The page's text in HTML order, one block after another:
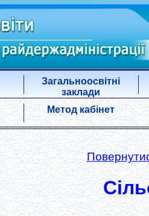
Загальноосвітні
заклади
Метод кабінет